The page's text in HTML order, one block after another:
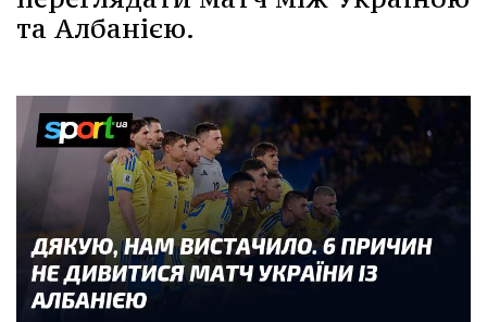
та Албанією.